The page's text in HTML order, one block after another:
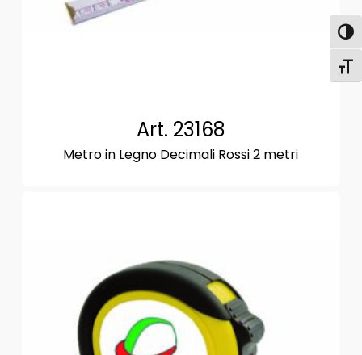
Art. 23168
Metro in Legno Decimali Rossi 2 metri